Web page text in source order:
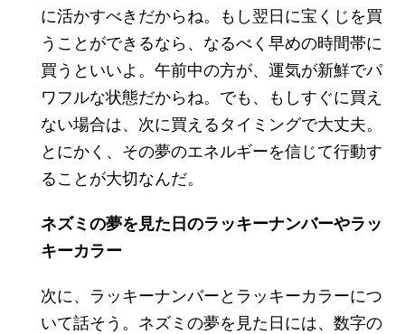
に活かすべきだからね。もし翌日に宝くじを買
うことができるなら、なるべく早めの時間帯に
買うといいよ。午前中の方が、運気が新鮮でパ
ワフルな状態だからね。でも、もしすぐに買え
ない場合は、次に買えるタイミングで大丈夫。
とにかく、その夢のエネルギーを信じて行動す
ることが大切なんだ。
ネズミの夢を見た日のラッキーナンバーやラッ
キーカラー
次に、ラッキーナンバーとラッキーカラーにつ
いて話そう。ネズミの夢を見た日には、数字の